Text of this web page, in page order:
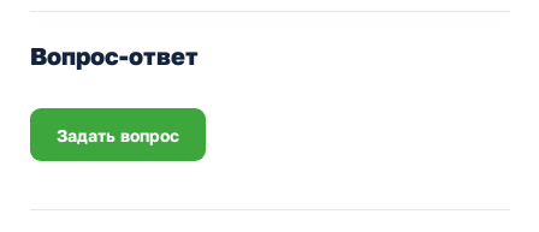
Вопрос-ответ
Задать вопрос